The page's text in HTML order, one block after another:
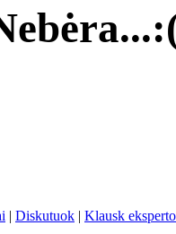
| Diskutuok | Klausk eksperto